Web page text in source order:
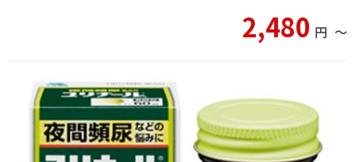
2,480 円 〜